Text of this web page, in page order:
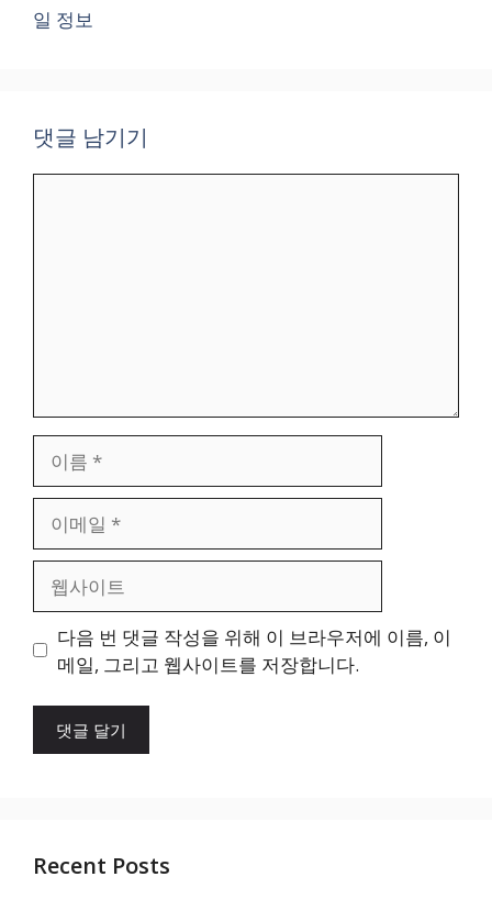
일 정보
댓글 남기기
일
트
다음 번 댓글 작성을 위해 이 브라우저에 이름, 이
메일, 그리고 웹사이트를 저장합니다.
Recent Posts